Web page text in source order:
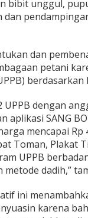
bibit unggul,
dan
dan
petani
UPPB dengan
aplikasi SANG
mencapai
Toman, Plakat
UPPB
dadih,”
ini
karena